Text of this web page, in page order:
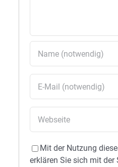
Mit der Nutzung
erklären Sie sich mit der